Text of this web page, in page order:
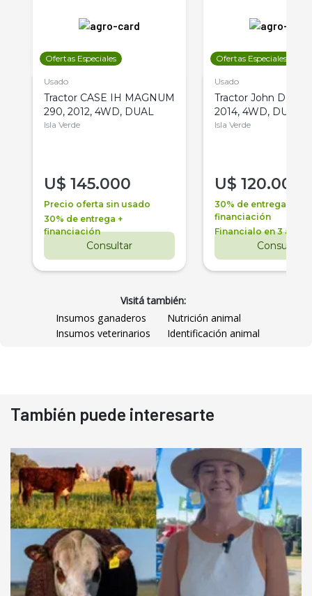
Ofertas Especiales
Usado
Tractor CASE IH MAGNUM
290, 2012, 4WD, DUAL
Isla Verde
U$ 145.000
Precio oferta sin usado
30% de entrega +
financiación
Consultar
Ofertas Especiales
Usado
Tractor John Deere
2014, 4WD, DUAL
Isla Verde
U$ 120.000
30% de entrega +
financiación
Financialo en 3 años
Consultar
Visitá también:
Insumos ganaderos
Nutrición animal
Insumos veterinarios
Identificación animal
También puede interesarte